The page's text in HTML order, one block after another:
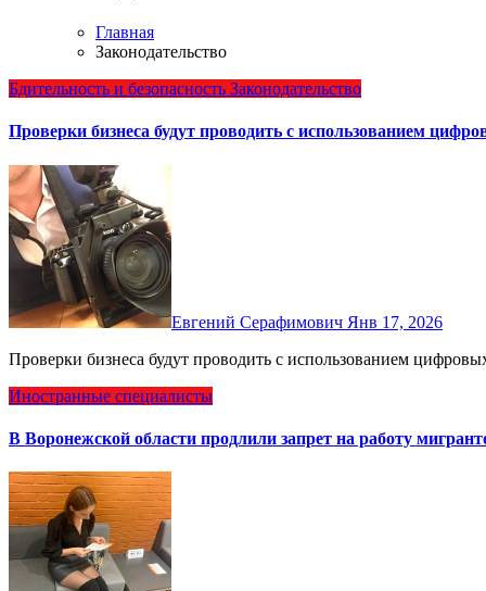
Главная
Законодательство
Бдительность и безопасность Законодательство
Проверки бизнеса будут проводить с использованием
Евгений Серафимович Янв 17, 2026
Проверки бизнеса будут проводить с использованием
Иностранные специалисты
В Воронежской области продлили запрет на работу